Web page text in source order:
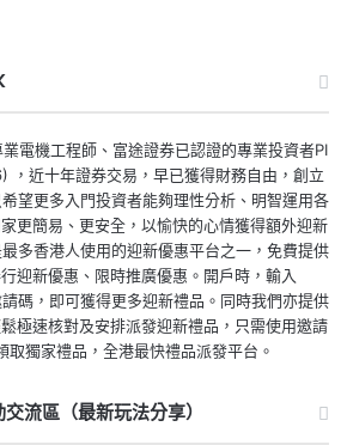
電機工程師、富途證券已認證的專業投資者PI
，近十年證券交易，早已獲得財務自由，創立
望更多入門投資者能夠理性分析、明智運用各
更簡易、更安全，以愉快的心情獲得額外迎新
多香港人使用的迎新優惠平台之一，免費提供
迎新優惠、限時推廣優惠。開戶時，輸入
碼，即可獲得更多迎新禮品。同時我們亦提供
極速核對及安排派發迎新禮品，只需使用邀請
取獨家禮品，全港最快禮品派發平台。
流區（最新玩法分享）